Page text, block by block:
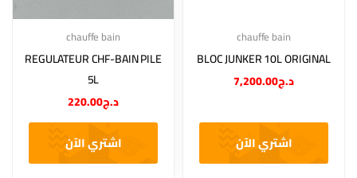
chauffe bain
REGULATEUR CHF-BAIN PILE
5L
د.ج220.00
اشتري الآن
chauffe bain
BLOC JUNKER 10L ORIGINAL
د.ج7,200.00
اشتري الآن